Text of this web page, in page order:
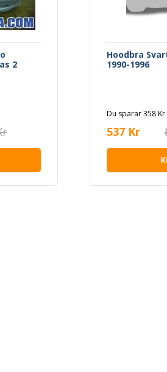
2
Hoodbra
1990-1996
Du sparar 358 Kr
537 Kr